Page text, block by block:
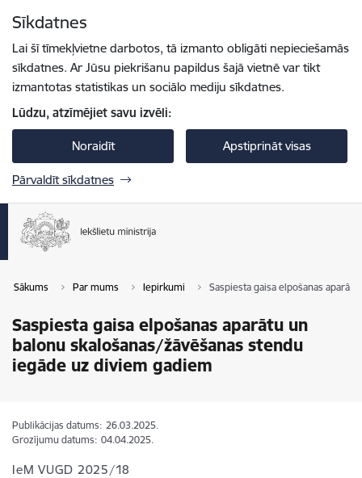
Sīkdatnes
Lai šī tīmekļvietne darbotos, tā izmanto obligāti nepieciešamās
sīkdatnes. Ar Jūsu piekrišanu papildus šajā vietnē var tikt
izmantotas statistikas un sociālo mediju sīkdatnes.
Lūdzu, atzīmējiet savu izvēli:
Noraidīt Apstiprināt visas
Pārvaldīt sīkdatnes
Sākums Par mums Iepirkumi Saspiesta gaisa elpošanas
Saspiesta gaisa elpošanas aparātu un
balonu skalošanas/žāvēšanas stendu
iegāde uz diviem gadiem
Publikācijas datums: 26.03.2025.
Grozījumu datums: 04.04.2025.
IeM VUGD 2025/18